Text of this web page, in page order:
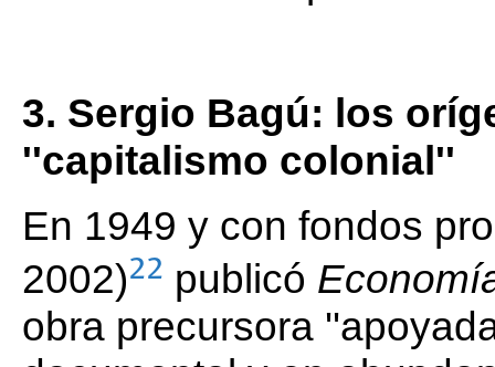
3. Sergio Bagú: los
''capitalismo colonial''
En 1949 y con fondos
2002)22 publicó
obra precursora